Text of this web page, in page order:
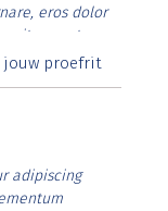
eros dolor
vitae erat.
rutrum lorem
jouw proefrit
adipiscing